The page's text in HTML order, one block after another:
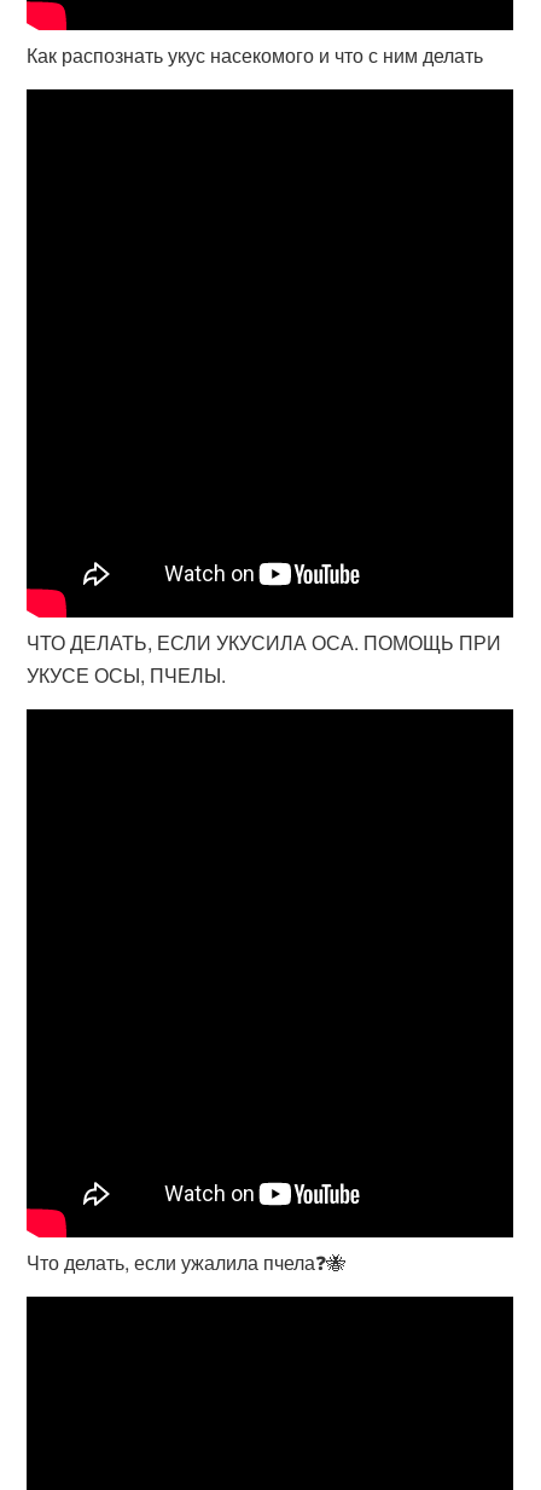
Как распознать укус насекомого и что с ним делать
ЧТО ДЕЛАТЬ, ЕСЛИ УКУСИЛА ОСА. ПОМОЩЬ ПРИ
УКУСЕ ОСЫ, ПЧЕЛЫ.
Что делать, если ужалила пчела❓🐝